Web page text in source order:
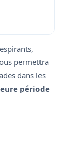
permettra
dans les
période